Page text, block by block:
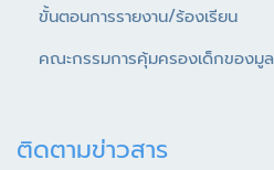
ขั้นตอนการรายงาน/ร้องเรียน
คณะกรรมการคุ้มครองเด็กของมู
ติดตามข่าวสาร